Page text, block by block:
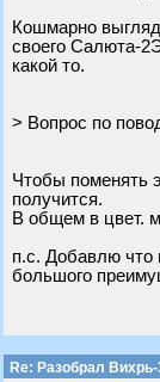
Кошмарно
своего Салюта-
какой то.
> Вопрос по
Чтобы поменять
получится.
В общем в цвет.
п.с. Добавлю что
большого
Re: Разобрал